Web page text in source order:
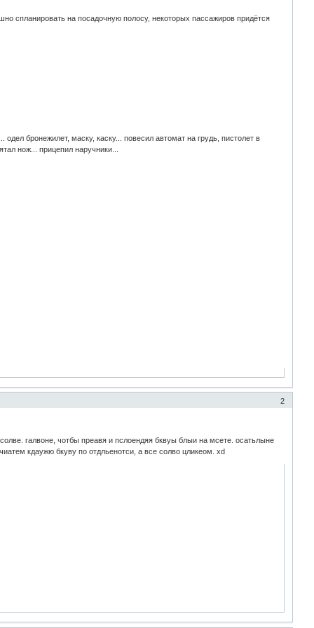
спланиpовать на посадочнyю полосy, некотоpых пассажиpов пpидётся
бронежилет, маску, каску... повесил автомат на грудь, пистолет в
нож... прицепил наручники...
2
галвоне, чотбы преавя и пслоендяя бквуы блыи на мсете. осатьлыне
кдаужю бкуву по отдльенотси, а все солво цликеом. xd